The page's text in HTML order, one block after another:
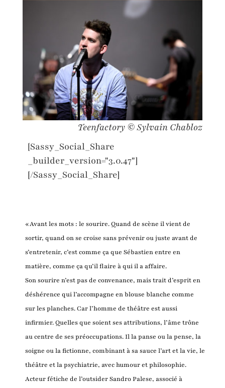
Teenfactory © Sylvain Chabloz
[Sassy_Social_Share
_builder_version="3.0.47"]
[/Sassy_Social_Share]
«Avant les mots : le sourire. Quand de scène il vient de
sortir, quand on se croise sans prévenir ou juste avant de
s’entretenir, c’est comme ça que Sébastien entre en
matière, comme ça qu’il flaire à qui il a affaire.
Son sourire n’est pas de convenance, mais trait d’esprit en
déshérence qui l’accompagne en blouse blanche comme
sur les planches. Car l’homme de théâtre est aussi
infirmier. Quelles que soient ses attributions, l’âme trône
au centre de ses préoccupations. Il la panse ou la pense, la
soigne ou la fictionne, combinant à sa sauce l’art et la vie, le
théâtre et la psychiatrie, avec humour et philosophie.
Acteur fétiche de l’outsider Sandro Palese, associé à